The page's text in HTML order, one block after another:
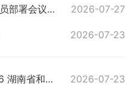
汨罗市人大政协换届工作动员部署会议召开 2026-07-27
2026-07-23
和美三湘 共绘 “篮” 图 2026 湖南省和美乡村篮球大赛（村 BA）于汨罗开幕 2026-07-23